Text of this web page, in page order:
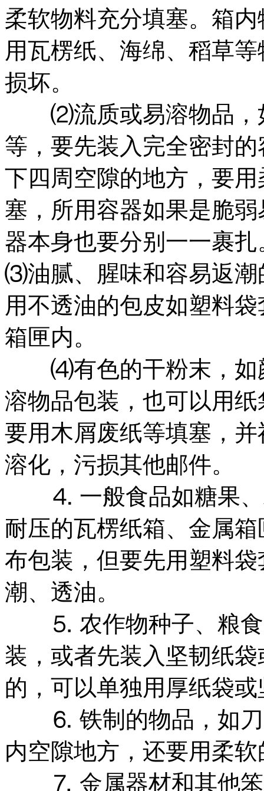
柔软物料充分填塞。箱
用瓦楞纸、海绵、稻草
损坏。
⑵流质或易溶物品，
等，要先装入完全密封
下四周空隙的地方，要
塞，所用容器如果是脆
器本身也要分别一一裹扎
⑶油腻、腥味和容易返潮
用不透油的包皮如塑料
箱匣内。
⑷有色的干粉末，如
溶物品包装，也可以用
要用木屑废纸等填塞，
溶化，污损其他邮件。
⒋ 一般食品如糖果、
耐压的瓦楞纸箱、金属
布包装，但要先用塑料
潮、透油。
⒌ 农作物种子、粮食
装，或者先装入坚韧纸
的，可以单独用厚纸袋
⒍ 铁制的物品，如刀
内空隙地方，还要用柔
⒎ 金属器材和其他笨